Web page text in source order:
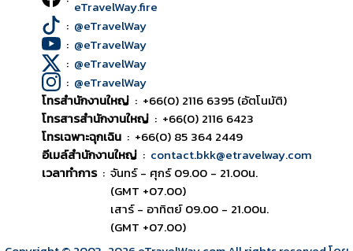
eTravelWay.fire
: @eTravelWay
: @eTravelWay
: @eTravelWay
: @eTravelWay
โทรสำนักงานใหญ่ : +66(0) 2116 6395 (อัตโนมัติ)
โทรสารสำนักงานใหญ่ : +66(0) 2116 6423
โทรเฉพาะฉุกเฉิน : +66(0) 85 364 2449
อีเมล์สำนักงานใหญ่ : contact.bkk@etravelway.com
เวลาทำการ : จันทร์ - ศุกร์ 09.00 - 21.00น.
(GMT +07.00)
เสาร์ - อาทิตย์ 09.00 - 21.00น.
(GMT +07.00)